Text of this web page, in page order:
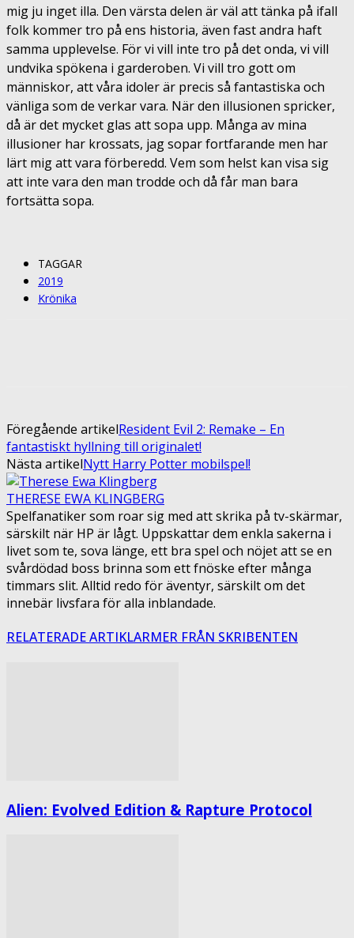
mig ju inget illa. Den värsta delen är väl att tänka på ifall
folk kommer tro på ens historia, även fast andra haft
samma upplevelse. För vi vill inte tro på det onda, vi vill
undvika spökena i garderoben. Vi vill tro gott om
människor, att våra idoler är precis så fantastiska och
vänliga som de verkar vara. När den illusionen spricker,
då är det mycket glas att sopa upp. Många av mina
illusioner har krossats, jag sopar fortfarande men har
lärt mig att vara förberedd. Vem som helst kan visa sig
att inte vara den man trodde och då får man bara
fortsätta sopa.
TAGGAR
2019
Krönika
Föregående artikelResident Evil 2: Remake – En
fantastiskt hyllning till originalet!
Nästa artikelNytt Harry Potter mobilspel!
THERESE EWA KLINGBERG
Spelfanatiker som roar sig med att skrika på tv-skärmar,
särskilt när HP är lågt. Uppskattar dem enkla sakerna i
livet som te, sova länge, ett bra spel och nöjet att se en
svårdödad boss brinna som ett fnöske efter många
timmars slit. Alltid redo för äventyr, särskilt om det
innebär livsfara för alla inblandade.
RELATERADE ARTIKLARMER FRÅN SKRIBENTEN
Alien: Evolved Edition & Rapture Protocol